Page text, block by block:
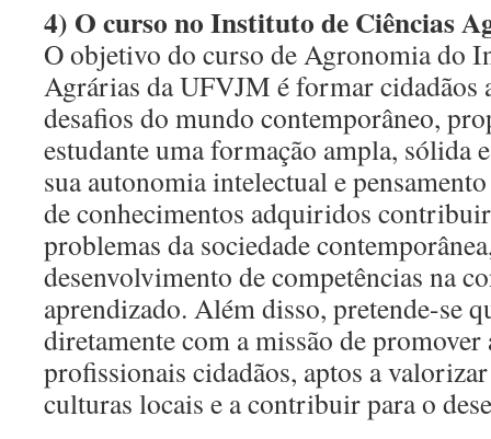
4) O curso no Instituto de Ciências
O objetivo do curso de Agronomia do
Agrárias da UFVJM é formar cidadãos
desafios do mundo contemporâneo,
estudante uma formação ampla, sólida
sua autonomia intelectual e
de conhecimentos adquiridos
problemas da sociedade
desenvolvimento de competências na
aprendizado. Além disso, pretende-se
diretamente com a missão de promover
profissionais cidadãos, aptos a
culturas locais e a contribuir para o